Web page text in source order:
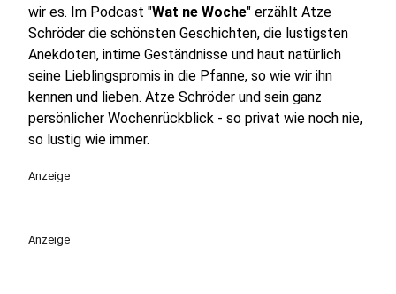
wir es. Im Podcast "Wat ne Woche" erzählt Atze
Schröder die schönsten Geschichten, die lustigsten
Anekdoten, intime Geständnisse und haut natürlich
seine Lieblingspromis in die Pfanne, so wie wir ihn
kennen und lieben. Atze Schröder und sein ganz
persönlicher Wochenrückblick - so privat wie noch nie,
so lustig wie immer.
Anzeige
Anzeige